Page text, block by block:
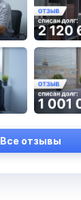
Все отзывы